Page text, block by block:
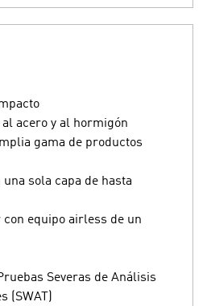
acero y al hormigón
gama de productos
sola capa de hasta
con equipo airless de un
Severas de Análisis
(SWAT)